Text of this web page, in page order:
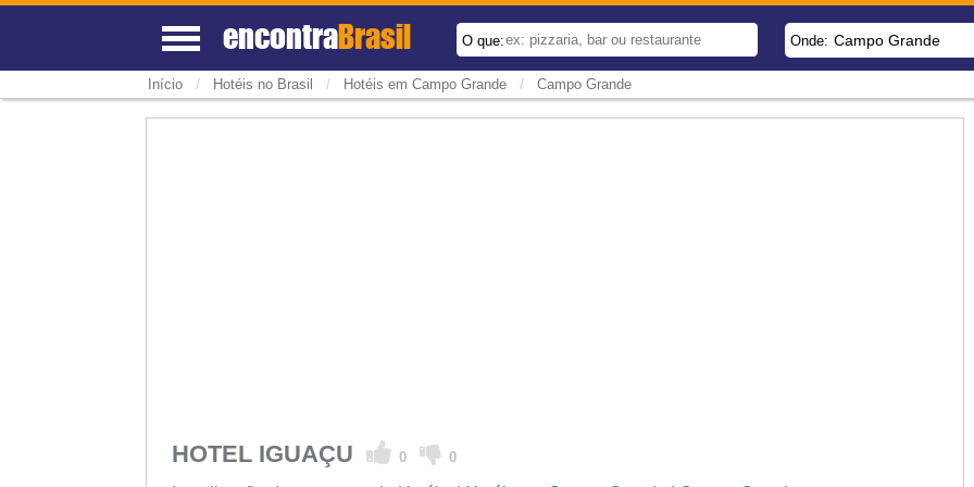
encontraBrasil O que: Onde: Campo Grande
Início / Hotéis no Brasil / Hotéis em Campo Grande / Campo Grande
HOTEL IGUAÇU 0 0